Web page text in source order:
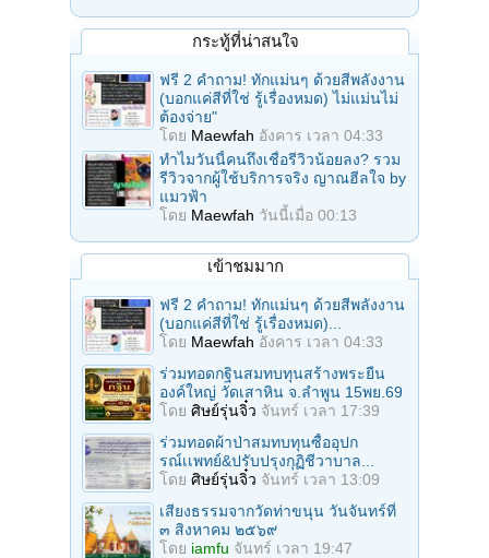
กระทู้ที่น่าสนใจ
ฟรี 2 คำถาม! ทักแม่นๆ ด้วยสีพลังงาน
(บอกแค่สีที่ใช่ รู้เรื่องหมด) ไม่แม่นไม่
ต้องจ่าย"
โดย Maewfah อังคาร เวลา 04:33
ทำไมวันนี้คนถึงเชื่อรีวิวน้อยลง? รวม
รีวิวจากผู้ใช้บริการจริง ญาณฮีลใจ by
แมวฟ้า
โดย Maewfah วันนี้เมื่อ 00:13
เข้าชมมาก
ฟรี 2 คำถาม! ทักแม่นๆ ด้วยสีพลังงาน
(บอกแค่สีที่ใช่ รู้เรื่องหมด)...
โดย Maewfah อังคาร เวลา 04:33
ร่วมทอดกฐินสมทบทุนสร้างพระยืน
องค์ใหญ่ วัดเสาหิน จ.ลําพูน 15พย.69
โดย ศิษย์รุ่นจิ๋ว จันทร์ เวลา 17:39
ร่วมทอดผ้าป่าสมทบทุนซื้ออุปก
รณ์เเพทย์&ปรับปรุงกุฏิชีวาบาล...
โดย ศิษย์รุ่นจิ๋ว จันทร์ เวลา 13:09
เสียงธรรมจากวัดท่าขนุน วันจันทร์ที่
๓ สิงหาคม ๒๕๖๙
โดย iamfu จันทร์ เวลา 19:47